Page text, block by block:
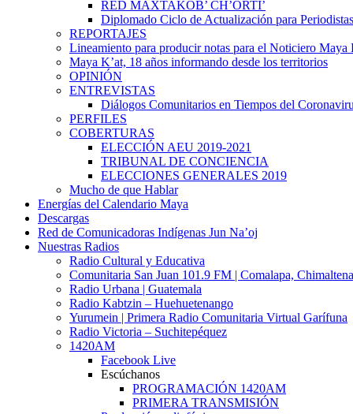
RED MAXTAKOB’ CH’ORTI’
Diplomado Ciclo de Actualización para Periodistas
REPORTAJES
Lineamiento para producir notas para el Noticiero Maya
Maya K’at, 18 años informando desde los territorios
OPINIÓN
ENTREVISTAS
Diálogos Comunitarios en Tiempos del
PERFILES
COBERTURAS
ELECCIÓN AEU 2019-2021
TRIBUNAL DE CONCIENCIA
ELECCIONES GENERALES 2019
Mucho de que Hablar
Energías del Calendario Maya
Descargas
Red de Comunicadoras Indígenas Jun Na’oj
Nuestras Radios
Radio Cultural y Educativa
Comunitaria San Juan 101.9 FM | Comalapa,
Radio Urbana | Guatemala
Radio Kabtzin – Huehuetenango
Yurumein | Primera Radio Comunitaria Virtual Garífuna
Radio Victoria – Suchitepéquez
1420AM
Facebook Live
Escúchanos
PROGRAMACIÓN 1420AM
PRIMERA TRANSMISIÓN